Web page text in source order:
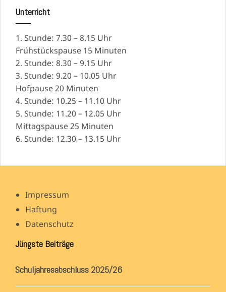
Unterricht
1. Stunde: 7.30 – 8.15 Uhr
Frühstückspause 15 Minuten
2. Stunde: 8.30 – 9.15 Uhr
3. Stunde: 9.20 – 10.05 Uhr
Hofpause 20 Minuten
4. Stunde: 10.25 – 11.10 Uhr
5. Stunde: 11.20 – 12.05 Uhr
Mittagspause 25 Minuten
6. Stunde: 12.30 – 13.15 Uhr
Impressum
Haftung
Datenschutz
Jüngste Beiträge
Schuljahresabschluss 2025/26